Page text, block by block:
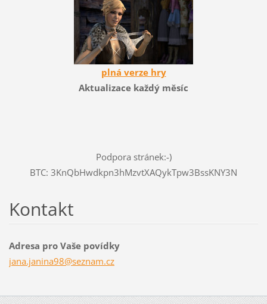
plná verze hry
Aktualizace každý měsíc
Podpora stránek:-)
BTC: 3KnQbHwdkpn3hMzvtXAQykTpw3BssKNY3N
Kontakt
Adresa pro Vaše povídky
jana.janina98@seznam.cz